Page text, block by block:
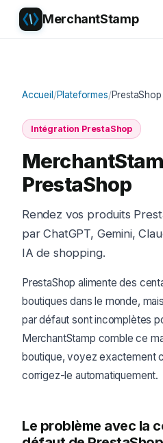
MerchantStamp
Accueil /Plateformes/PrestaShop
Intégration PrestaShop
PrestaShop
Rendez vos produits
par ChatGPT, Gemini,
IA de shopping.
PrestaShop alimente des
boutiques dans le monde,
par défaut sont incomplètes
MerchantStamp comble ce
boutique, voyez exactement
corrigez-le automatiquement.
Le problème avec la